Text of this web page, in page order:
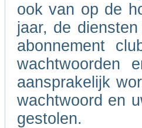
ook van op de
jaar, de
abonnement
wachtwoorden
aansprakelijk
wachtwoord en
gestolen.